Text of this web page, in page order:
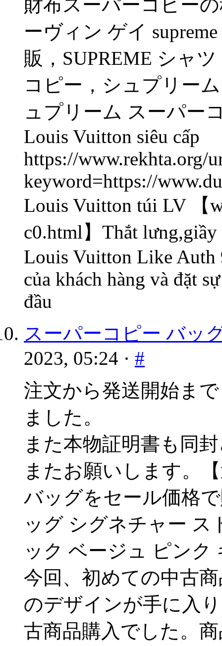
財布スーパーコピー
ーヴィン ゲイ
販，SUPREME シャ
コピー，シュプリー
ュプリーム スーパー
Louis Vuitton siêu cấp
https://www.rekhta.org/
keyword=https://
Louis Vuitton túi LV 【
c0.html】Thắt
Louis Vuitton Like Auth
của khách hàng và đặt
đầu
スーパーコピー バッ
2023, 05:24 · #
注文から発送開始ま
ました。
また本物証明書も同
またお願いします。
バッグをセール価格
ッグ シグネチャー ス
ック ベージュ ピンク
今回、初めての中古
のデザインが手に入
古商品購入でした。